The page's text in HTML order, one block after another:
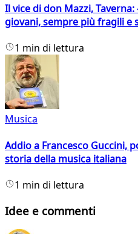
Il vice di don Mazzi,
giovani, sempre più fragili e
1 min di lettura
Musica
Addio a Francesco Guccini,
storia della musica italiana
1 min di lettura
Idee e commenti